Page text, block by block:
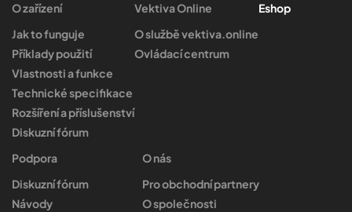
O zařízení
Jak to funguje
Příklady použití
Vlastnosti a funkce
Technické specifikace
Rozšíření a příslušenství
Diskuzní fórum
Vektiva Online
O službě vektiva.online
Ovládací centrum
Eshop
Podpora
Diskuzní fórum
Návody
O nás
Pro obchodní partnery
O společnosti